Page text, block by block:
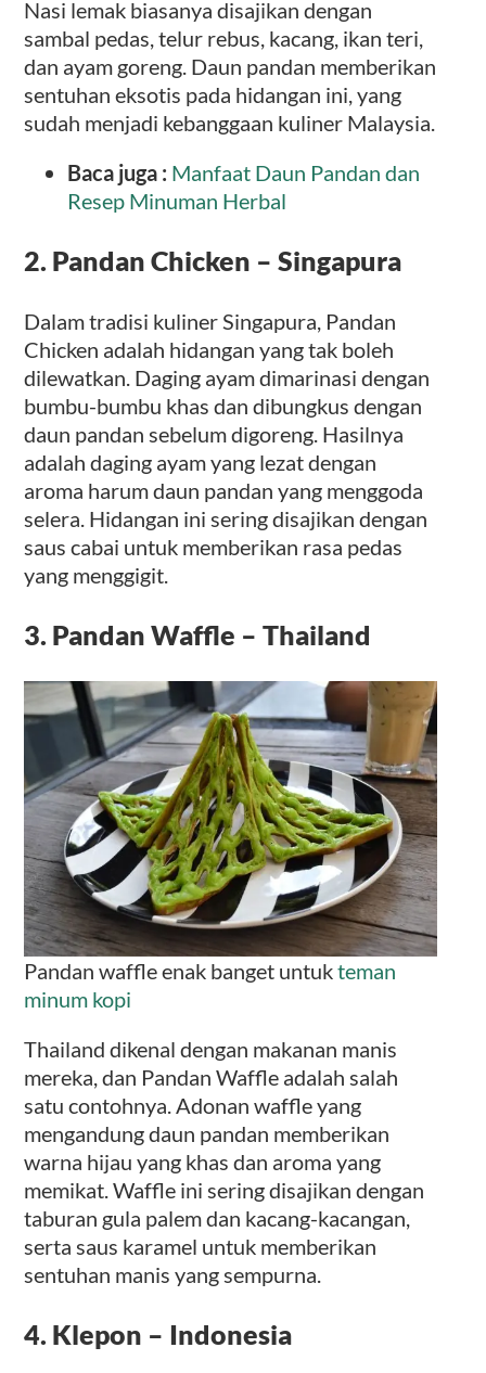
Nasi lemak biasanya disajikan dengan
sambal pedas, telur rebus, kacang, ikan teri,
dan ayam goreng. Daun pandan memberikan
sentuhan eksotis pada hidangan ini, yang
sudah menjadi kebanggaan kuliner Malaysia.
Baca juga : Manfaat Daun Pandan dan
Resep Minuman Herbal
2. Pandan Chicken – Singapura
Dalam tradisi kuliner Singapura, Pandan
Chicken adalah hidangan yang tak boleh
dilewatkan. Daging ayam dimarinasi dengan
bumbu-bumbu khas dan dibungkus dengan
daun pandan sebelum digoreng. Hasilnya
adalah daging ayam yang lezat dengan
aroma harum daun pandan yang menggoda
selera. Hidangan ini sering disajikan dengan
saus cabai untuk memberikan rasa pedas
yang menggigit.
3. Pandan Waffle – Thailand
Pandan waffle enak banget untukteman
minum kopi
Thailand dikenal dengan makanan manis
mereka, dan Pandan Waffle adalah salah
satu contohnya. Adonan waffle yang
mengandung daun pandan memberikan
warna hijau yang khas dan aroma yang
memikat. Waffle ini sering disajikan dengan
taburan gula palem dan kacang-kacangan,
serta saus karamel untuk memberikan
sentuhan manis yang sempurna.
4. Klepon – Indonesia